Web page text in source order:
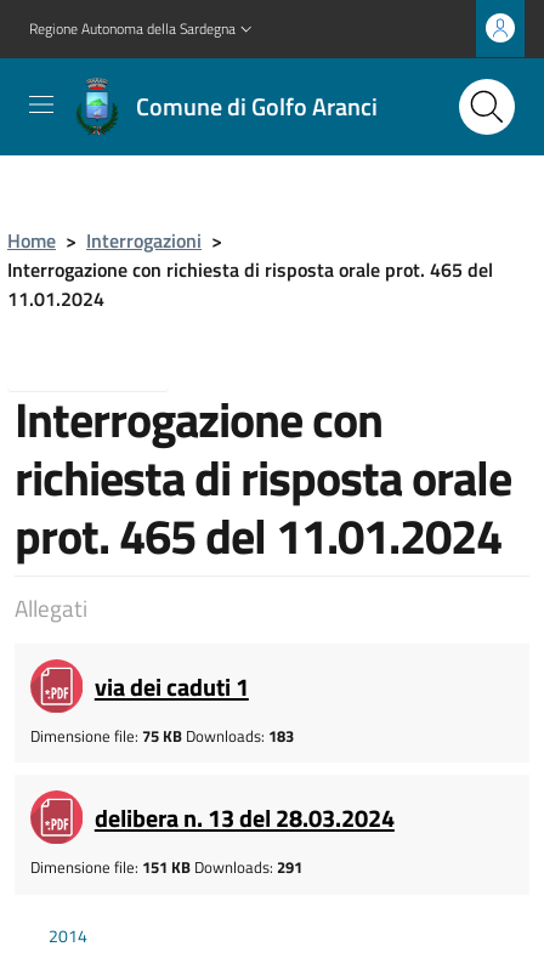
Regione Autonoma della Sardegna
Comune di Golfo Aranci
Home > Interrogazioni >
Interrogazione con richiesta di risposta orale prot. 465 del
11.01.2024
Interrogazione con
richiesta di risposta orale
prot. 465 del 11.01.2024
Allegati
via dei caduti 1
Dimensione file: 75 KB Downloads: 183
delibera n. 13 del 28.03.2024
Dimensione file: 151 KB Downloads: 291
2014